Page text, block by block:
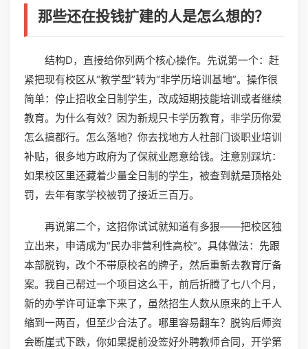
那些还在投钱扩建的人是怎么想的？
结构D，直接给你列两个核心操作。先说第一个：赶
紧把现有校区从“教学型”转为“非学历培训基地”。操作很
简单：停止招收全日制学生，改成短期技能培训或者继续
教育。为什么有效？因为新规只卡学历教育，非学历你爱
怎么搞都行。怎么落地？你去找地方人社部门谈职业培训
补贴，很多地方政府为了保就业愿意给钱。注意别踩坑：
如果校区里还藏着少量全日制的学生，被查到就是顶格处
罚，去年有家学校被罚了接近三百万。
再说第二个，这招你试试就知道有多狠——把校区独
立出来，申请成为“民办非营利性高校”。具体做法：先跟
本部脱钩，改个不带原校名的牌子，然后重新去教育厅备
案。我自己帮过一个项目这么干，前后折腾了七八个月，
新的办学许可证拿下来了，虽然招生人数从原来的上千人
缩到一两百，但至少合法了。哪里容易翻车？脱钩后师资
会断崖式下跌，你如果提前没签好外聘教师合同，开学第